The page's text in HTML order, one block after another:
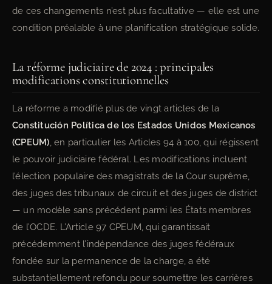
de ces changements n’est plus facultative — elle est une
condition préalable à une planification stratégique solide.
La réforme judiciaire de 2024 : principales
modifications constitutionnelles
La réforme a modifié plus de vingt articles de la
Constitución Política de los Estados Unidos Mexicanos
(CPEUM), en particulier les Articles 94 à 100, qui régissent
le pouvoir judiciaire fédéral. Les modifications incluent
l’élection populaire des magistrats de la Cour suprême,
des juges des tribunaux de circuit et des juges de district
— un modèle sans précédent parmi les États membres
de l’OCDE. L’Article 97 CPEUM, qui garantissait
précédemment l’indépendance des juges fédéraux
fondée sur la permanence de la charge, a été
substantiellement refondu pour soumettre les carrières